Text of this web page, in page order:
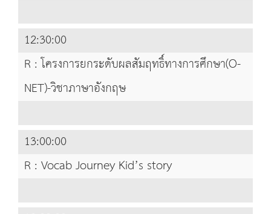
12:30:00
R : โครงการยกระดับผลสัมฤทธิ์ทางการศึกษา(O-
NET)-วิชาภาษาอังกฤษ
13:00:00
R : Vocab Journey Kid’s story